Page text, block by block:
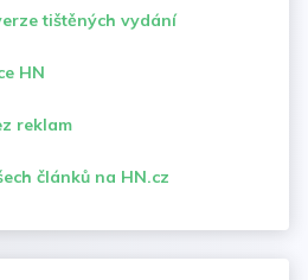
tištěných vydání
HN
reklam
článků na HN.cz